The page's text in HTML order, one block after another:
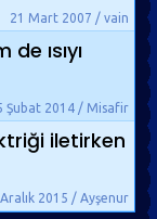
21 Mart 2007 / vain
ısıyı
Şubat 2014 / Misafir
iletirken
2015 / Ayşenur